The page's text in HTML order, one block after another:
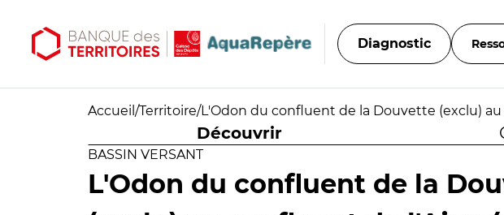
Diagnostic
Accueil /Territoire/L'Odon du confluent de la Douvette (exclu)
Découvrir
BASSIN VERSANT
L'Odon du confluent de la